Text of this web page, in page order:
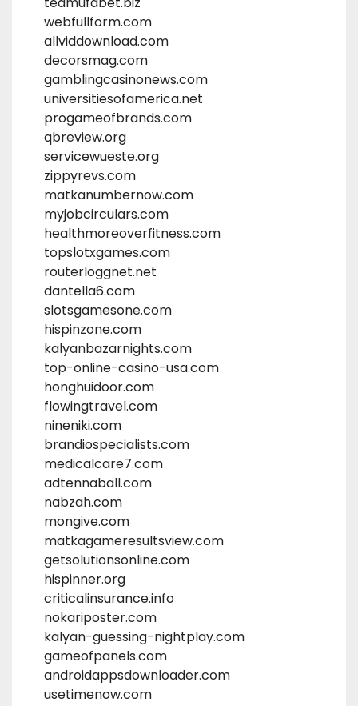
webfullform.com
allviddownload.com
decorsmag.com
gamblingcasinonews.com
universitiesofamerica.net
progameofbrands.com
qbreview.org
servicewueste.org
zippyrevs.com
matkanumbernow.com
myjobcirculars.com
healthmoreoverfitness.com
topslotxgames.com
routerloggnet.net
dantella6.com
slotsgamesone.com
hispinzone.com
kalyanbazarnights.com
top-online-casino-usa.com
honghuidoor.com
flowingtravel.com
nineniki.com
brandiospecialists.com
medicalcare7.com
adtennaball.com
nabzah.com
mongive.com
matkagameresultsview.com
getsolutionsonline.com
hispinner.org
criticalinsurance.info
nokariposter.com
kalyan-guessing-nightplay.com
gameofpanels.com
androidappsdownloader.com
usetimenow.com